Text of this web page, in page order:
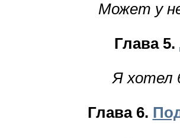
Может у
Глава 5.
Я хотел
Глава 6.